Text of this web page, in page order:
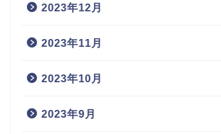
2023年12月
2023年11月
2023年10月
2023年9月